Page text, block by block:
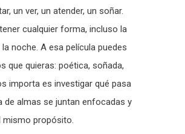
un ver, un atender, un soñar.
cualquier forma, incluso la
noche. A esa película puedes
que quieras: poética, soñada,
importa es investigar qué pasa
de almas se juntan enfocadas y
mismo propósito.